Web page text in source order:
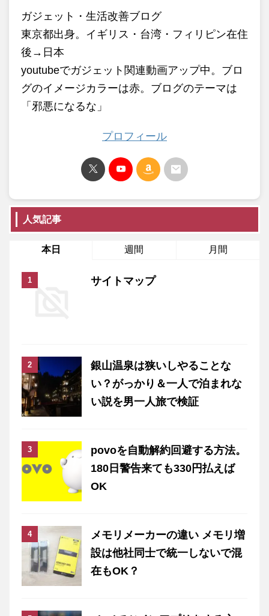
ガジェット・生活改善ブログ
東京都出身。イギリス・台湾・フィリピン在住
後→日本
youtubeでガジェット関連動画アップ中。ブロ
グのイメージカラーは赤。ブログのテーマは
「邪悪になるな」
プロフィール
人気記事
本日 週間 月間
サイトマップ
銀山温泉は狭いしやることな
い？がっかり＆一人で泊まれな
い説を男一人旅で検証
povoを自動解約回避する方法。
180日警告来ても330円払えば
OK
メモリメーカーの違い メモリ増
設は他社同士で統一しないで混
在もOK？